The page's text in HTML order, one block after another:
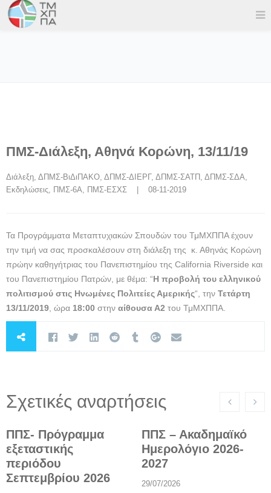
ΠΜΣ-Διάλεξη, Αθηνά Κορώνη, 13/11/19
Διάλεξη, ΔΠΜΣ-ΒιΔιΠΑΚΟ, ΔΠΜΣ-ΔΙΕΡΓ, ΔΠΜΣ-ΣΑΤΠ , ΔΠΜΣ-ΣΔΑ
Εκδηλώσεις, ΠΜΣ-6Α, ΠΜΣ-ΕΣΧΣ
    |    08-11-2019
Τα Προγράμματα Μεταπτυχιακών Σπουδών του ΤμΜΧΠΠΑ έχουν
την τιμή να σας προσκαλέσουν στη διάλεξη της κ. Αθηνάς Κορώνη
πρώην καθηγήτριας του Πανεπιστημίου της California Riverside και
του Πανεπιστημίου Πατρών, με θέμα: “Η προβολή του ελληνικού
πολιτισμού στις Ηνωμένες Πολιτείες Αμερικής“, την Τετάρτη
13/11/2019 , ώρα 18:00 στην αίθουσα Α2 του ΤμΜΧΠΠΑ.
Σχετικές αναρτήσεις
ΠΠΣ- Πρόγραμμα
εξεταστικής
περιόδου
Σεπτεμβρίου 2026
ΠΠΣ – Ακαδημαϊκό
Ημερολόγιο 2026-
2027
29/07/2026